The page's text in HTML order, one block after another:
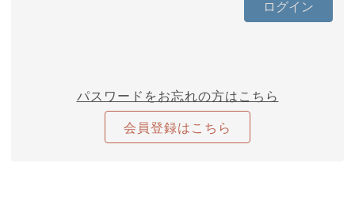
パスワードをお忘れの方はこちら
会員登録はこちら